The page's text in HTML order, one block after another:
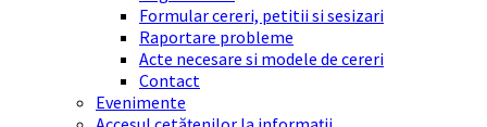
Formular cereri, petitii si sesizari
Raportare probleme
Acte necesare si modele de cereri
Contact
Evenimente